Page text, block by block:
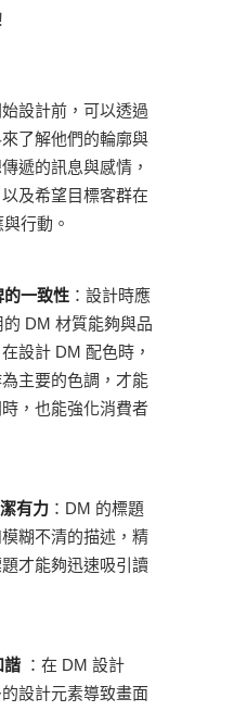
始設計前，可以透過
了解他們的輪廓與
遞的訊息與感情，
及希望目標客群在
行動。
一致性 ：設計時應
DM 材質能夠與品
設計 DM 配色時，
主要的色調，才能
，也能強化消費者
有力 ：DM 的標題
糊不清的描述，精
才能夠迅速吸引讀
諧 ：在 DM 設計
設計元素導致畫面